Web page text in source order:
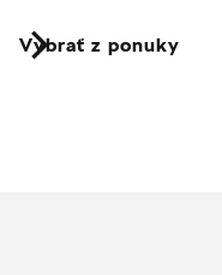
Vybrať z ponuky